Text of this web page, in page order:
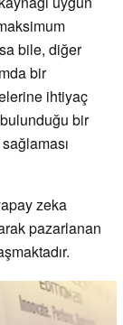
bile, diğer
bir
ihtiyaç
bir
zeka
pazarlanan